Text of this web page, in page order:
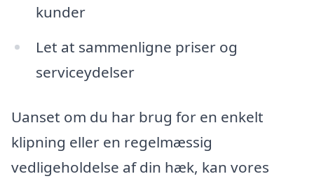
kunder
Let at sammenligne priser og
serviceydelser
Uanset om du har brug for en enkelt
klipning eller en regelmæssig
vedligeholdelse af din hæk, kan vores